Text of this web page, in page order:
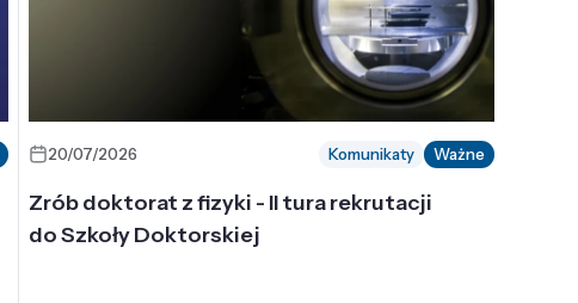
20/07/2026 Komunikaty Ważne
Zrób doktorat z fizyki - II tura rekrutacji
do Szkoły Doktorskiej